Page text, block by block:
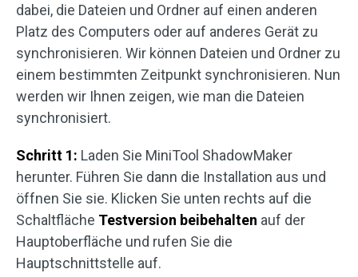
dabei, die Dateien und Ordner auf einen anderen
Platz des Computers oder auf anderes Gerät zu
synchronisieren. Wir können Dateien und Ordner zu
einem bestimmten Zeitpunkt synchronisieren. Nun
werden wir Ihnen zeigen, wie man die Dateien
synchronisiert.
Schritt 1: Laden Sie MiniTool ShadowMaker
herunter. Führen Sie dann die Installation aus und
öffnen Sie sie. Klicken Sie unten rechts auf die
Schaltfläche Testversion beibehalten auf der
Hauptoberfläche und rufen Sie die
Hauptschnittstelle auf.